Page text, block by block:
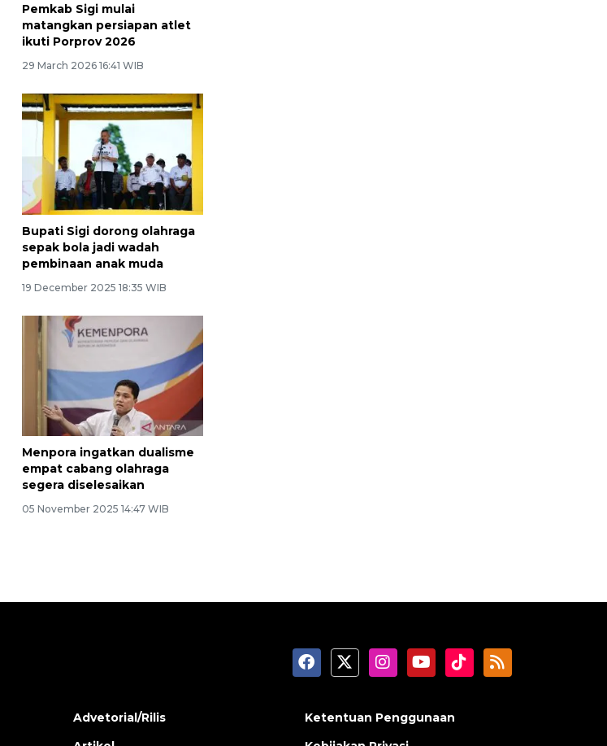
Pemkab Sigi mulai
matangkan persiapan atlet
ikuti Porprov 2026
29 March 2026 16:41 WIB
Bupati Sigi dorong olahraga
sepak bola jadi wadah
pembinaan anak muda
19 December 2025 18:35 WIB
Menpora ingatkan dualisme
empat cabang olahraga
segera diselesaikan
05 November 2025 14:47 WIB
Advetorial/Rilis
Ketentuan Penggunaan